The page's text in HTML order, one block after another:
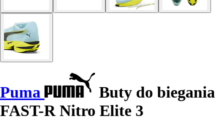
Puma
Buty do biegania
FAST-R Nitro Elite 3